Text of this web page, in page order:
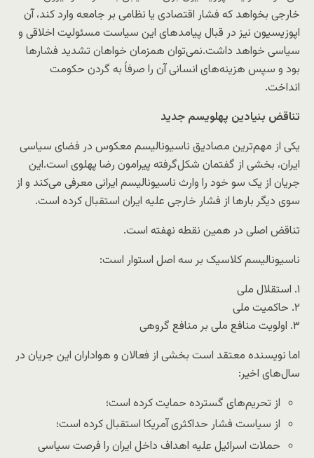
خارجی بخواهد که فشار اقتصادی یا نظامی بر جامعه وارد کند، آن
اپوزیسیون نیز در قبال پیامدهای این سیاست مسئولیت اخلاقی و
سیاسی خواهد داشت.نمی‌توان همزمان خواهان تشدید فشارها
بود و سپس هزینه‌های انسانی آن را صرفاً به گردن حکومت
انداخت.
تناقض بنیادین پهلویسم جدید
یکی از مهم‌ترین مصادیق ناسیونالیسم معکوس در فضای سیاسی
ایران، بخشی از گفتمان شکل‌گرفته پیرامون رضا پهلوی است.این
جریان از یک سو خود را وارث ناسیونالیسم ایرانی معرفی می‌کند و از
سوی دیگر بارها از فشار خارجی علیه ایران استقبال کرده است.
تناقض اصلی در همین نقطه نهفته است.
ناسیونالیسم کلاسیک بر سه اصل استوار است:
۱. استقلال ملی
۲. حاکمیت ملی
۳. اولویت منافع ملی بر منافع گروهی
اما نویسنده معتقد است بخشی از فعالان و هواداران این جریان در
سال‌های اخیر:
از تحریم‌های گسترده حمایت کرده است؛
از سیاست فشار حداکثری آمریکا استقبال کرده است؛
حملات اسرائیل علیه اهداف داخل ایران را فرصت سیاسی